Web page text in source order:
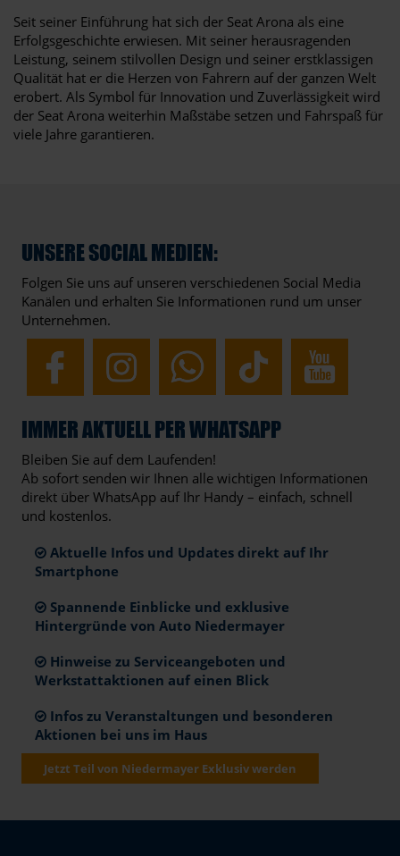
Seit seiner Einführung hat sich der Seat Arona als eine
Erfolgsgeschichte erwiesen. Mit seiner herausragenden
Leistung, seinem stilvollen Design und seiner erstklassigen
Qualität hat er die Herzen von Fahrern auf der ganzen Welt
erobert. Als Symbol für Innovation und Zuverlässigkeit wird
der Seat Arona weiterhin Maßstäbe setzen und Fahrspaß für
viele Jahre garantieren.
UNSERE SOCIAL MEDIEN:
Folgen Sie uns auf unseren verschiedenen Social Media
Kanälen und erhalten Sie Informationen rund um unser
Unternehmen.
IMMER AKTUELL PER WHATSAPP
Bleiben Sie auf dem Laufenden!
Ab sofort senden wir Ihnen alle wichtigen Informationen
direkt über WhatsApp auf Ihr Handy – einfach, schnell
und kostenlos.
Aktuelle Infos und Updates direkt auf Ihr
Smartphone
Spannende Einblicke und exklusive
Hintergründe von Auto Niedermayer
Hinweise zu Serviceangeboten und
Werkstattaktionen auf einen Blick
Infos zu Veranstaltungen und besonderen
Aktionen bei uns im Haus
Jetzt Teil von Niedermayer Exklusiv werden